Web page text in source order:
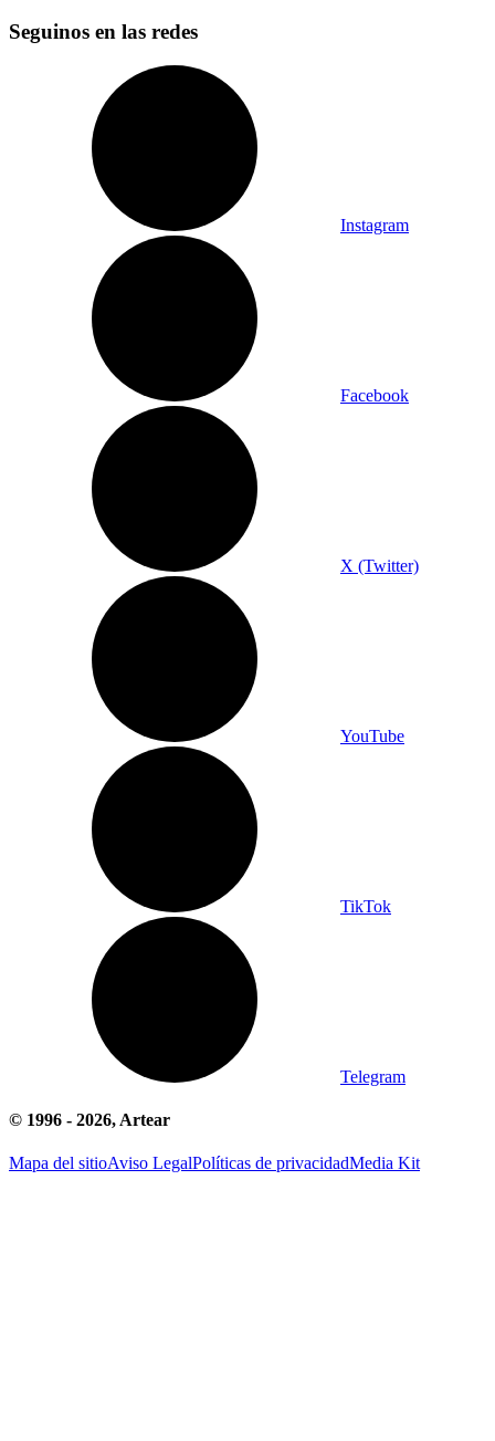
Seguinos en las redes
Instagram
Facebook
X (Twitter)
YouTube
TikTok
Telegram
© 1996 - 2026, Artear
Mapa del sitioAviso LegalPolíticas de privacidadMedia Kit